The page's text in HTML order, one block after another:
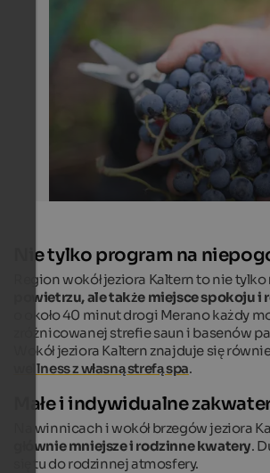
The ripe grapes are carefully
exellent wines afterwards.
Günther Pichler - Tourismusverein Marling
Nie tylko program na
Region wokół jeziora Kaltern to nie tylko
powietrzu, ale także miejsce spokoju i
o około 40 minut drogi Merano każdy
zróżnicowanej strefie saun i basenów
Wokół jeziora Kaltern znajduje się
wellness z własną strefą spa.
Małe i indywidualne
Na winnicach i wokół brzegów jeziora
głównie mniejsze i rodzinne kwatery.
się tu do rodzinnej atmosfery.